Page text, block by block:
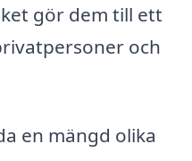
gör dem till ett
och
en mängd olika